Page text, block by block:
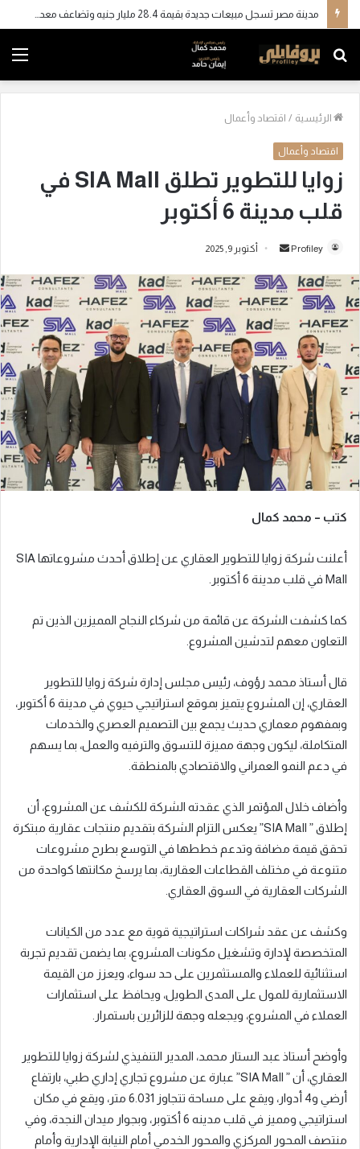
مدينة مصر تسجل مبيعات جديدة بقيمة 28.4 مليار جنيه وتضاعف معدلات التسليم خلال النصف الأول من 2026
بحث
عن
الرئيسية / اقتصاد وأعمال
اقتصاد وأعمال
زوايا للتطوير تطلق SIA Mall في
قلب مدينة 6 أكتوبر
Profiley
س
ل
ب
ر
ي
د
ا
ل
ك
ت
و
ا
أكتوبر 9, 2025
كتب – محمد كمال
أعلنت شركة زوايا للتطوير العقاري عن إطلاق أحدث مشروعاتها SIA
Mall في قلب مدينة 6 أكتوبر.
كما كشفت الشركة عن قائمة من شركاء النجاح المميزين الذين تم
التعاون معهم لتدشين المشروع.
قال أستاذ محمد رؤوف، رئيس مجلس إدارة شركة زوايا للتطوير
العقاري، إن المشروع يتميز بموقع استراتيجي حيوي في مدينة 6 أكتوبر،
وبمفهوم معماري حديث يجمع بين التصميم العصري والخدمات
المتكاملة، ليكون وجهة مميزة للتسوق والترفيه والعمل، بما يسهم
في دعم النمو العمراني والاقتصادي بالمنطقة.
وأضاف خلال المؤتمر الذي عقدته الشركة للكشف عن المشروع، أن
إطلاق ” SIA Mall” يعكس التزام الشركة بتقديم منتجات عقارية مبتكرة
تحقق قيمة مضافة وتدعم خططها في التوسع بطرح مشروعات
متنوعة في مختلف القطاعات العقارية، بما يرسخ مكانتها كواحدة من
الشركات العقارية في السوق العقاري.
وكشف عن عقد شراكات استراتيجية قوية مع عدد من الكيانات
المتخصصة لإدارة وتشغيل مكونات المشروع، بما يضمن تقديم تجربة
استثنائية للعملاء والمستثمرين على حد سواء، ويعزز من القيمة
الاستثمارية للمول على المدى الطويل، ويحافظ على استثمارات
العملاء في المشروع، ويجعله وجهة للزائرين باستمرار.
وأوضح أستاذ عبد الستار محمد، المدير التنفيذي لشركة زوايا للتطوير
العقاري، أن ” SIA Mall” عبارة عن مشروع تجاري إداري طبي، بارتفاع
أرضي و4 أدوار، ويقع على مساحة تتجاوز 6.031 متر، ويقع في مكان
استراتيجي ومميز في قلب مدينه 6 أكتوبر، وبجوار ميدان النجدة، وفي
منتصف المحور المركزي والمحور الخدمي أمام النيابة الإدارية وأمام